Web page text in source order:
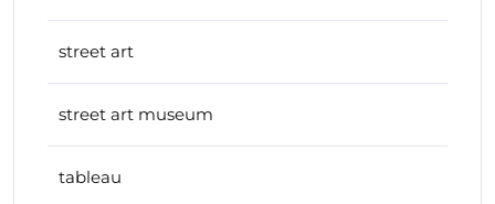
street art
street art museum
tableau